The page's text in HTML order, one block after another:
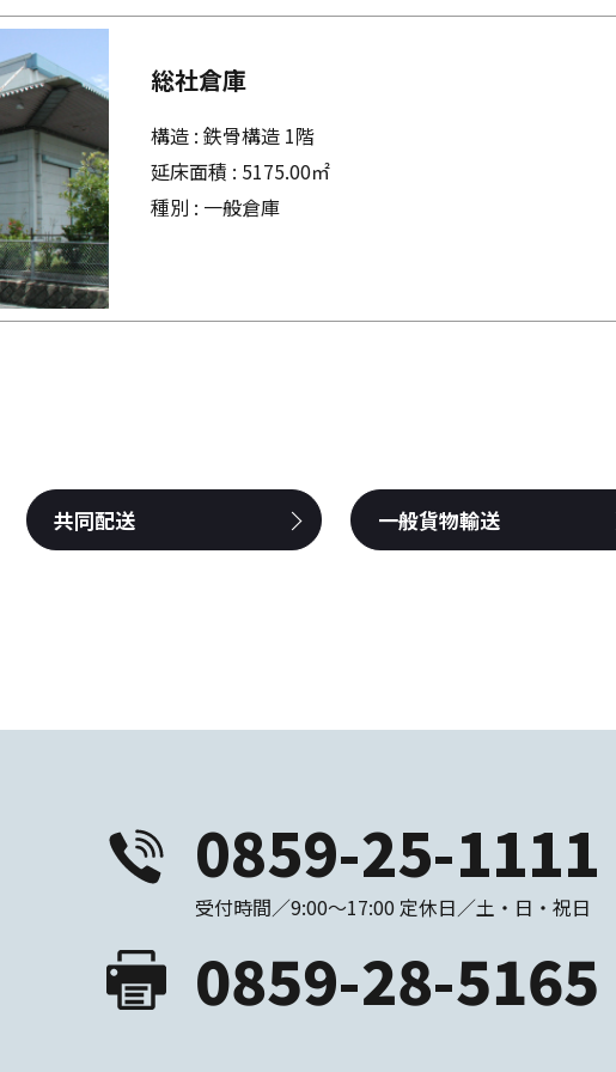
総社倉庫
構造 : 鉄骨構造 1階
延床面積 : 5175.00㎡
種別 : 一般倉庫
共同配送 一般貨物輸送
0859-25-1111
受付時間／9:00～17:00 定休日／土・日・祝日
0859-28-5165